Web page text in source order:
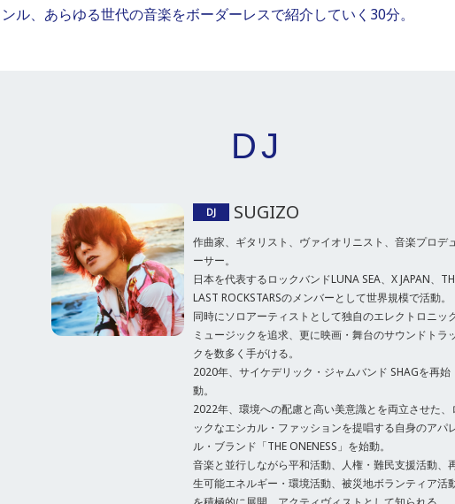
ル、あらゆる世代の音楽をボーダーレスで紹介していく30分。
DJ
DJ SUGIZO
作曲家、ギタリスト、ヴァイオリニスト、音楽プロデ
ーサー。
日本を代表するロックバンドLUNA SEA、X JAPAN、
LAST ROCKSTARSのメンバーとして世界規模で活動。
同時にソロアーティストとして独自のエレクトロニッ
ミュージックを追求、更に映画・舞台のサウンドトラ
クを数多く手がける。
2020年、サイケデリック・ジャムバンド SHAGを再始
動。
2022年、環境への配慮と高い美意識とを両立させた、
ックなエシカル・ファッションを提唱する自身のアパ
ル・ブランド「THE ONENESS」を始動。
音楽と並行しながら平和活動、人権・難民支援活動、
生可能エネルギー・環境活動、被災地ボランティア活